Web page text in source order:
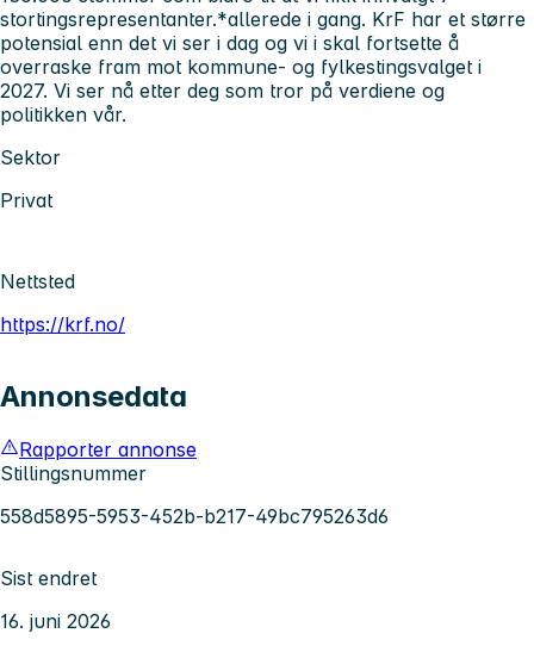
stortingsrepresentanter.*allerede i gang. KrF har et større
potensial enn det vi ser i dag og vi i skal fortsette å
overraske fram mot kommune- og fylkestingsvalget i
2027. Vi ser nå etter deg som tror på verdiene og
politikken vår.
Sektor
Privat
Nettsted
https://krf.no/
Annonsedata
Rapporter annonse
Stillingsnummer
558d5895-5953-452b-b217-49bc795263d6
Sist endret
16. juni 2026